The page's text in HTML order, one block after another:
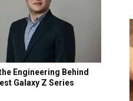
Engineering Behind
Galaxy Z Series